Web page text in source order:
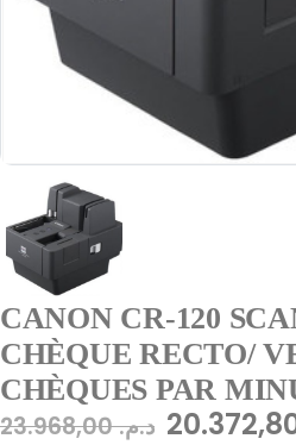
CANON CR-120
CHÈQUE RECTO/
CHÈQUES PAR
د.م.23.968,00